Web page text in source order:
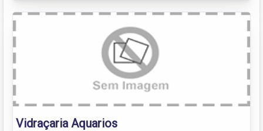
Vidraçaria Aquarios